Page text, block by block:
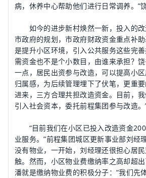
病，休养中心帮助他们进行日常调养。”
如今的进步新村焕然一新，投入的改
市政府的规划，市政府财政资金重点补
是提升小区环境，引入公共服务这些完
需资金也不是个小数目，由谁来承担？
一点，居民出资参与改造，可以提高小
归属感，为后续管理埋下了伏笔，更重
进来，三方合理共担改造资金。目前，
引入社会资本，委托前程集团参与改造。
“目前我们在小区已投入改造资金200
业服务。”前程集团城区更新事业部刘经
没有物业，一开始，刘经理还很担心居
触。然而，小区物业费缴纳率之高却超
潘就是缴纳物业费的积极分子：“我们先